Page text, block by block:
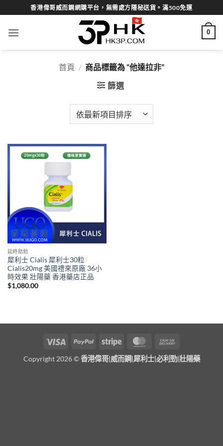
to
content
香港偉哥威而鋼網購平台，無需處方隱秘送貨。滿500免運
0
首頁 / 商品標籤為 “他達拉非”
篩選
延時助勃
犀利士 Cialis 犀利士30粒
Cialis20mg 美國禮來原廠 36小
時效果 壯陽藥 香港藥店正品
$1,080.00
Visa PayPal Stripe MasterCard
Delivery
Copyright 2026 ©香港偉哥|威而鋼|犀利士|必利勁|壯陽藥